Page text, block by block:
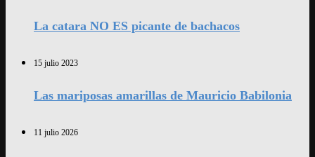
La catara NO ES picante de bachacos
15 julio 2023
Las mariposas amarillas de Mauricio Babilonia
11 julio 2026